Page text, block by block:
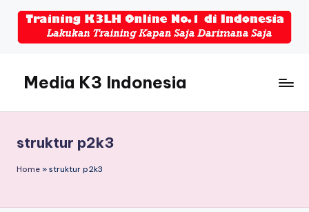
Media K3 Indonesia
Seputar
Dunia
K3LH
struktur p2k3
Home » struktur p2k3